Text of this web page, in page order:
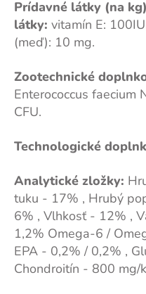
Prídavné látky (na
látky: vitamín E:
(meď): 10 mg.
Zootechnické
Enterococcus
CFU.
Technologické
Analytické zložky:
tuku - 17% , Hrubý
6% , Vlhkosť - 12% ,
1,2% Omega-6 /
EPA - 0,2% / 0,2% ,
Chondroitín - 800 mg/